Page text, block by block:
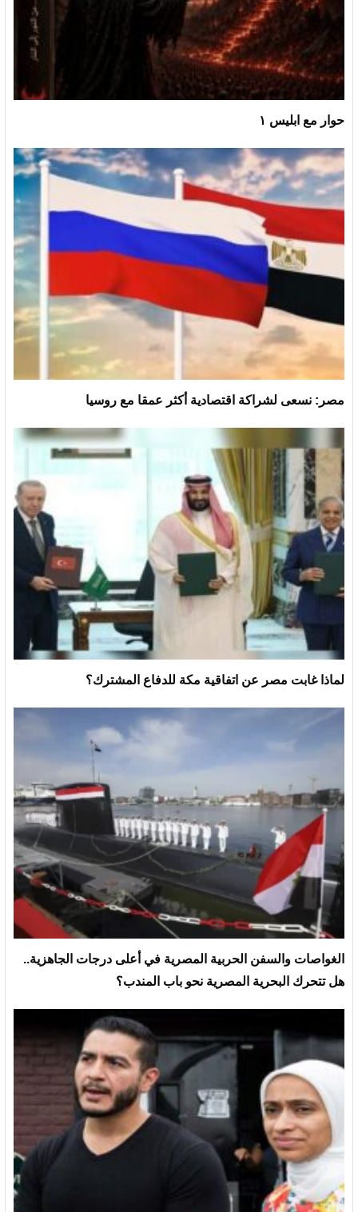
حوار مع ابليس ١
مصر: نسعى لشراكة اقتصادية أكثر عمقا مع روسيا
لماذا غابت مصر عن اتفاقية مكة للدفاع المشترك؟
الغواصات والسفن الحربية المصرية في أعلى درجات الجاهزية..
هل تتحرك البحرية المصرية نحو باب المندب؟